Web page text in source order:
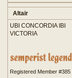
Altair
UBI CONCORDIA IBI
VICTORIA
Registered Member #385